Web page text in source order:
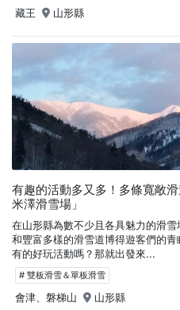
藏王 山形縣
有趣的活動多又多！多條寬敞
米澤滑雪場」
在山形縣為數不少且各具魅力的滑
和豐富多樣的滑雪道博得遊客們的
有的好玩活動嗎？那就出發來...
# 雙板滑雪＆單板滑雪
會津、磐梯山 山形縣